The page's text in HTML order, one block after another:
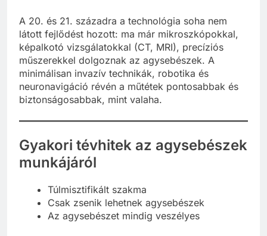
A 20. és 21. századra a technológia soha nem
látott fejlődést hozott: ma már mikroszkópokkal,
képalkotó vizsgálatokkal (CT, MRI), precíziós
műszerekkel dolgoznak az agysebészek. A
minimálisan invazív technikák, robotika és
neuronavigáció révén a műtétek pontosabbak és
biztonságosabbak, mint valaha.
Gyakori tévhitek az agysebészek
munkájáról
Túlmisztifikált szakma
Csak zsenik lehetnek agysebészek
Az agysebészet mindig veszélyes